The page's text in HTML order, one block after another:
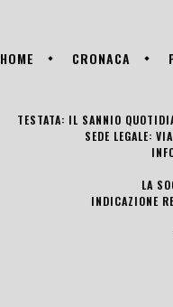
HOME CRONACA
TESTATA: IL SANNIO
SEDE LEGALE:
LA
INDICAZIONE